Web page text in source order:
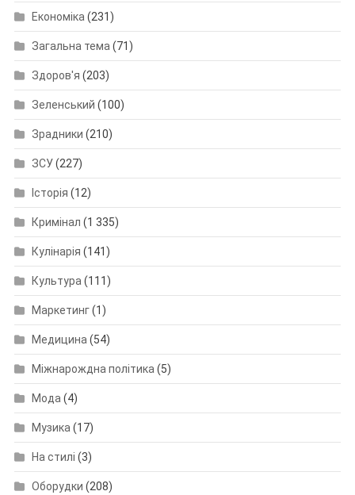
Економіка (231)
Загальна тема (71)
Здоров'я (203)
Зеленський (100)
Зрадники (210)
ЗСУ(227)
Історія (12)
Кримінал (1 335)
Кулінарія (141)
Культура (111)
Маркетинг(1)
Медицина (54)
Міжнарождна політика (5)
Мода (4)
Музика (17)
На стилі (3)
Оборудки (208)